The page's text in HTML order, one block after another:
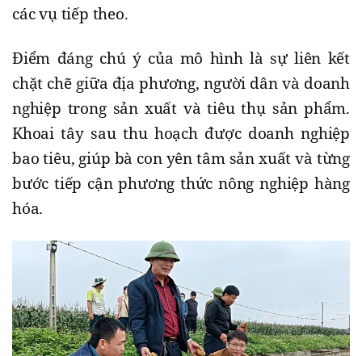
các vụ tiếp theo.
Điểm đáng chú ý của mô hình là sự liên kết
chặt chẽ giữa địa phương, người dân và doanh
nghiệp trong sản xuất và tiêu thụ sản phẩm.
Khoai tây sau thu hoạch được doanh nghiệp
bao tiêu, giúp bà con yên tâm sản xuất và từng
bước tiếp cận phương thức nông nghiệp hàng
hóa.